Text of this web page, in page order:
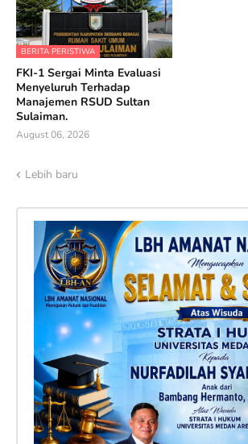
BERITA PERISTIWA
FKI-1 Sergai Minta Evaluasi
Menyeluruh Terhadap
Manajemen RSUD Sultan
Sulaiman.
August 06, 2026
Lebih baru